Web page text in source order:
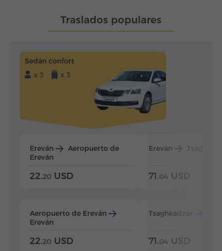
Traslados populares
Sedán confort
x 3
x 3
Ereván
Aeropuerto de
Ereván
22.20 USD
Aeropuerto de Ereván
Ereván
22.20 USD
Ereván
71.04 USD
Tsaghkadzor
71.04 USD